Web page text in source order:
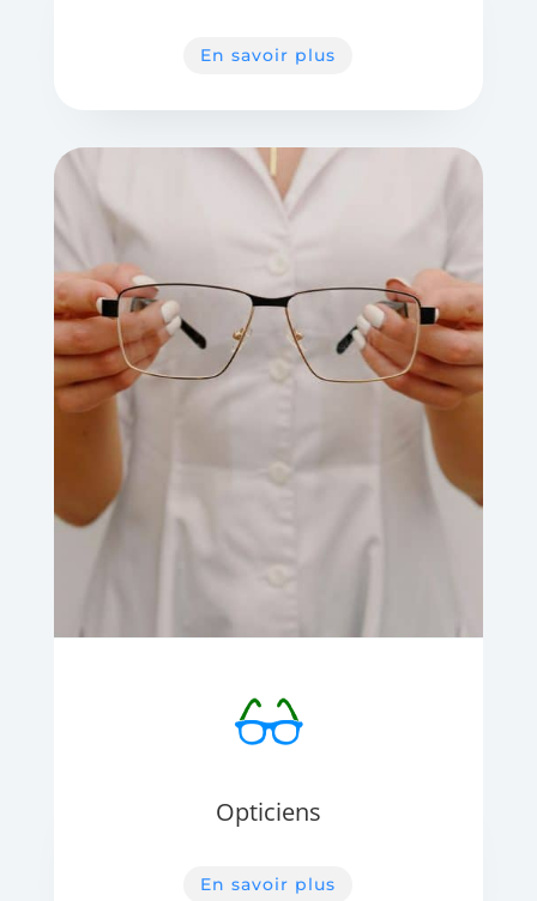
En savoir plus
Opticiens
En savoir plus